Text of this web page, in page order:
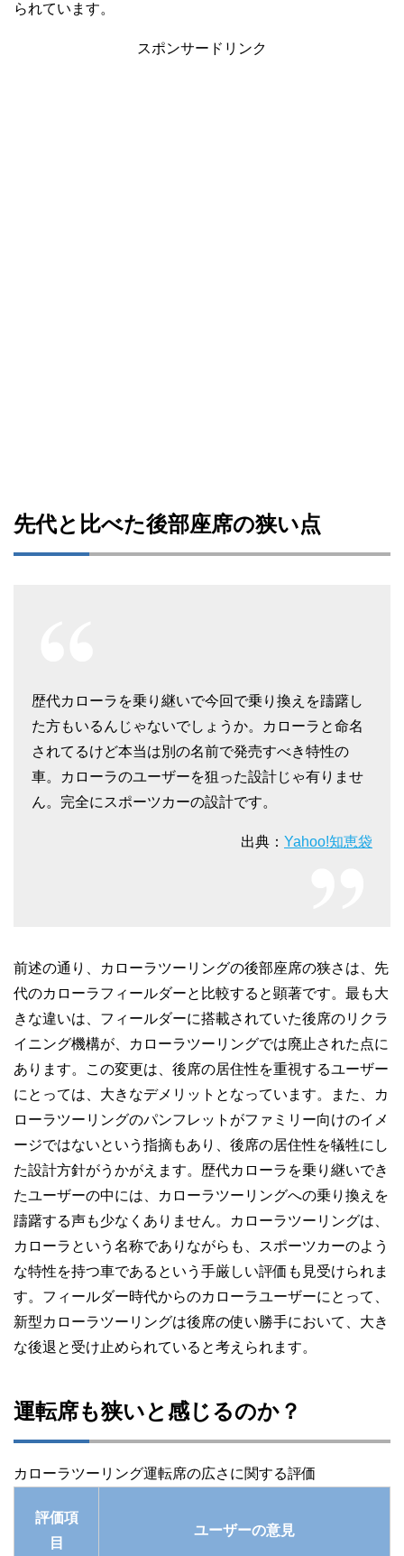
られています。
スポンサードリンク
先代と比べた後部座席の狭い点
歴代カローラを乗り継いで今回で乗り換えを躊躇し
た方もいるんじゃないでしょうか。カローラと命名
されてるけど本当は別の名前で発売すべき特性の
車。カローラのユーザーを狙った設計じゃ有りませ
ん。完全にスポーツカーの設計です。
出典： Yahoo!知恵袋
前述の通り、カローラツーリングの後部座席の狭さは、先
代のカローラフィールダーと比較すると顕著です。最も大
きな違いは、フィールダーに搭載されていた後席のリクラ
イニング機構が、カローラツーリングでは廃止された点に
あります。この変更は、後席の居住性を重視するユーザー
にとっては、大きなデメリットとなっています。また、カ
ローラツーリングのパンフレットがファミリー向けのイメ
ージではないという指摘もあり、後席の居住性を犠牲にし
た設計方針がうかがえます。歴代カローラを乗り継いでき
たユーザーの中には、カローラツーリングへの乗り換えを
躊躇する声も少なくありません。カローラツーリングは、
カローラという名称でありながらも、スポーツカーのよう
な特性を持つ車であるという手厳しい評価も見受けられま
す。フィールダー時代からのカローラユーザーにとって、
新型カローラツーリングは後席の使い勝手において、大き
な後退と受け止められていると考えられます。
運転席も狭いと感じるのか？
カローラツーリング運転席の広さに関する評価
評価項
目
ユーザーの意見